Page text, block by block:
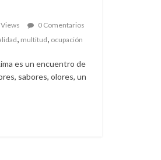
0 Comentarios
, multitud, ocupación
es un encuentro de
sabores, olores, un